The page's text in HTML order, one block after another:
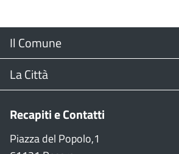
Menu
Footer
Il Comune
Il Sindaco
Consiglio Comunale
La Città
Stradario
Recapiti e Contatti
Piazza del Popolo,1